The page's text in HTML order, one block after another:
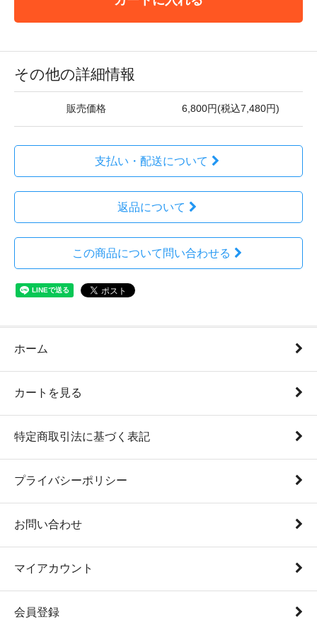
その他の詳細情報
販売価格 6,800円(税込7,480円)
支払い・配送について
返品について
この商品について問い合わせる
ホーム
カートを見る
特定商取引法に基づく表記
プライバシーポリシー
お問い合わせ
マイアカウント
会員登録